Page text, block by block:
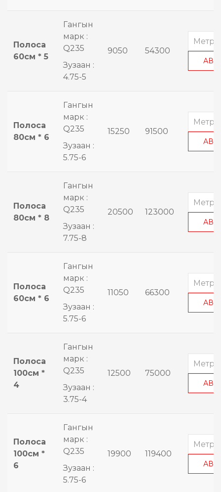
Полоса
60см * 5
Гангын
марк :
Q235
Зузаан :
4.75-5
9050 54300
Полоса
80см * 6
Гангын
марк :
Q235
Зузаан :
5.75-6
15250 91500
Полоса
80см * 8
Гангын
марк :
Q235
Зузаан :
7.75-8
20500 123000
Полоса
60см * 6
Гангын
марк :
Q235
Зузаан :
5.75-6
11050 66300
Полоса
100см *
4
Гангын
марк :
Q235
Зузаан :
3.75-4
12500 75000
Полоса
100см *
6
Гангын
марк :
Q235
Зузаан :
5.75-6
19900 119400